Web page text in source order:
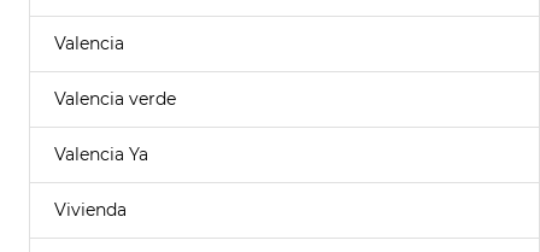
Valencia
Valencia verde
Valencia Ya
Vivienda